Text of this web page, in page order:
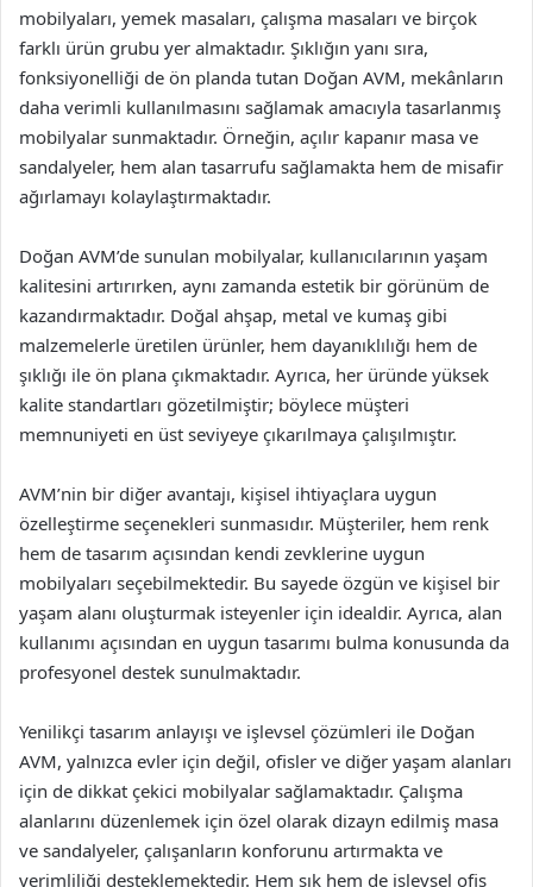
mobilyaları, yemek masaları, çalışma masaları ve birçok
farklı ürün grubu yer almaktadır. Şıklığın yanı sıra,
fonksiyonelliği de ön planda tutan Doğan AVM, mekânların
daha verimli kullanılmasını sağlamak amacıyla tasarlanmış
mobilyalar sunmaktadır. Örneğin, açılır kapanır masa ve
sandalyeler, hem alan tasarrufu sağlamakta hem de misafir
ağırlamayı kolaylaştırmaktadır.
Doğan AVM’de sunulan mobilyalar, kullanıcılarının yaşam
kalitesini artırırken, aynı zamanda estetik bir görünüm de
kazandırmaktadır. Doğal ahşap, metal ve kumaş gibi
malzemelerle üretilen ürünler, hem dayanıklılığı hem de
şıklığı ile ön plana çıkmaktadır. Ayrıca, her üründe yüksek
kalite standartları gözetilmiştir; böylece müşteri
memnuniyeti en üst seviyeye çıkarılmaya çalışılmıştır.
AVM’nin bir diğer avantajı, kişisel ihtiyaçlara uygun
özelleştirme seçenekleri sunmasıdır. Müşteriler, hem renk
hem de tasarım açısından kendi zevklerine uygun
mobilyaları seçebilmektedir. Bu sayede özgün ve kişisel bir
yaşam alanı oluşturmak isteyenler için idealdir. Ayrıca, alan
kullanımı açısından en uygun tasarımı bulma konusunda da
profesyonel destek sunulmaktadır.
Yenilikçi tasarım anlayışı ve işlevsel çözümleri ile Doğan
AVM, yalnızca evler için değil, ofisler ve diğer yaşam alanları
için de dikkat çekici mobilyalar sağlamaktadır. Çalışma
alanlarını düzenlemek için özel olarak dizayn edilmiş masa
ve sandalyeler, çalışanların konforunu artırmakta ve
verimliliği desteklemektedir. Hem şık hem de işlevsel ofis